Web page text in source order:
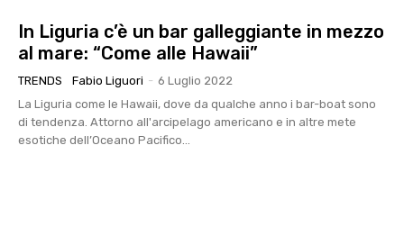
In Liguria c’è un bar galleggiante in mezzo
al mare: “Come alle Hawaii”
TRENDS Fabio Liguori - 6 Luglio 2022
La Liguria come le Hawaii, dove da qualche anno i bar-boat sono
di tendenza. Attorno all'arcipelago americano e in altre mete
esotiche dell’Oceano Pacifico...